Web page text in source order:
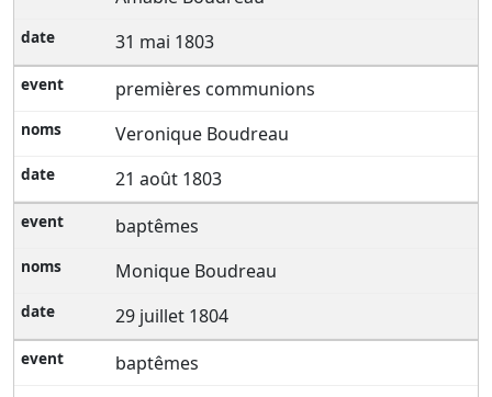
31 mai 1803
premières communions
Veronique Boudreau
21 août 1803
baptêmes
Monique Boudreau
29 juillet 1804
baptêmes